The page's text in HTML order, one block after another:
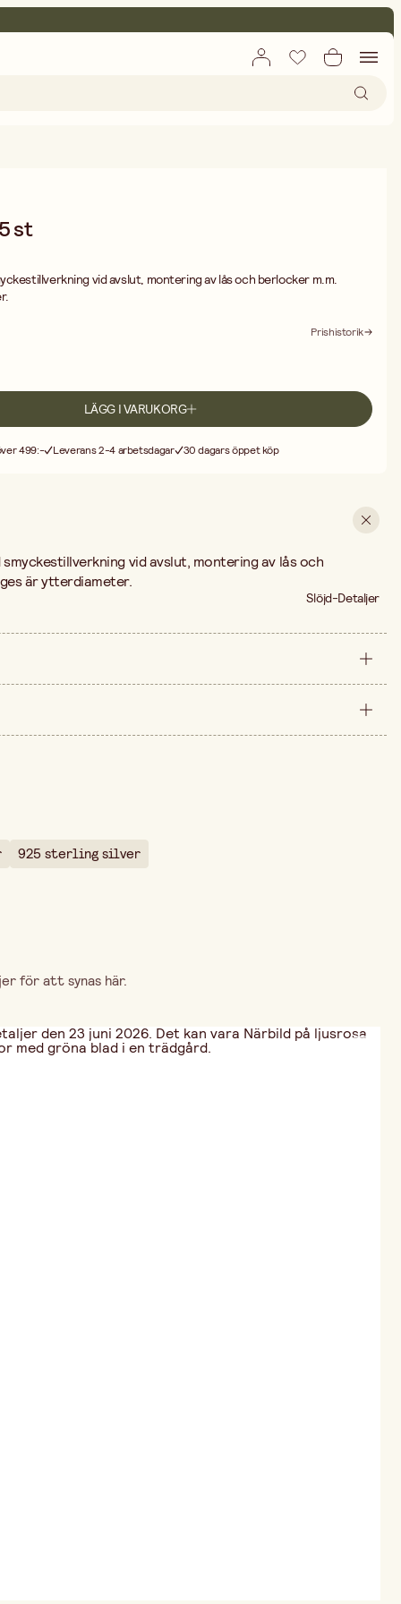
st
vid avslut, montering av lås och berlocker m.m.
Prishistorik
LÄGG I VARUKORG
499:- Leverans 2-4 arbetsdagar 30 dagars öppet köp
vid avslut, montering av lås och
är ytterdiameter.
Slöjd-Detaljer
förpackning
925 sterling silver
för att synas här.